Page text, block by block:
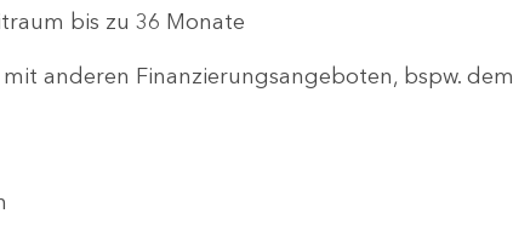
bis zu 36 Monate
anderen Finanzierungsangeboten, bspw. dem